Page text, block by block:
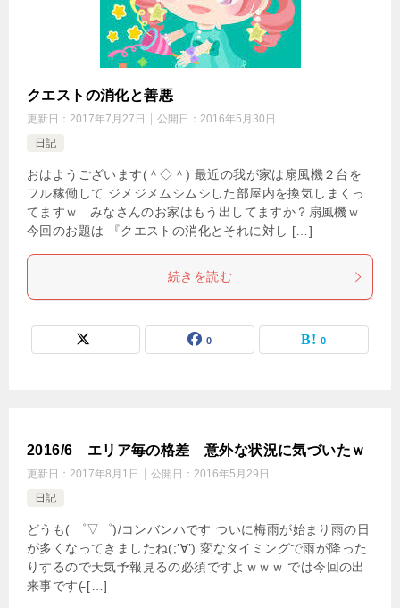
クエストの消化と善悪
更新日： 2017年7月27日 公開日： 2016年5月30日
日記
おはようございます(＾◇＾) 最近の我が家は扇風機２台を
フル稼働して ジメジメムシムシした部屋内を換気しまくっ
てますｗ みなさんのお家はもう出してますか？扇風機ｗ
今回のお題は 『クエストの消化とそれに対し […]
続きを読む
0 0
2016/6 エリア毎の格差 意外な状況に気づいたｗ
更新日： 2017年8月1日 公開日： 2016年5月29日
日記
どうも( ゜▽゜)/コンバンハです ついに梅雨が始まり雨の日
が多くなってきましたね(;’∀’) 変なタイミングで雨が降った
りするので天気予報見るの必須ですよｗｗｗ では今回の出
来事です(̵ […]